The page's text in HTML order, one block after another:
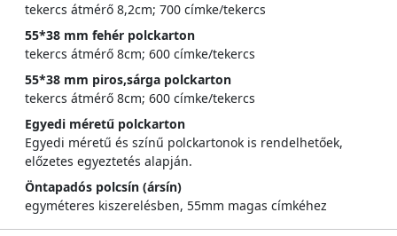
tekercs átmérő 8,2cm; 700 címke/tekercs
55*38 mm fehér polckarton
tekercs átmérő 8cm; 600 címke/tekercs
55*38 mm piros,sárga polckarton
tekercs átmérő 8cm; 600 címke/tekercs
Egyedi méretű polckarton
Egyedi méretű és színű polckartonok is rendelhetőek,
előzetes egyeztetés alapján.
Öntapadós polcsín (ársín)
egyméteres kiszerelésben, 55mm magas címkéhez